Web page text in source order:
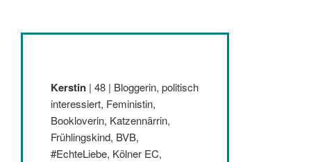
Kerstin | 48 | Bloggerin, politisch
interessiert, Feministin,
Bookloverin, Katzennärrin,
Frühlingskind, BVB,
#EchteLiebe, Kölner EC,